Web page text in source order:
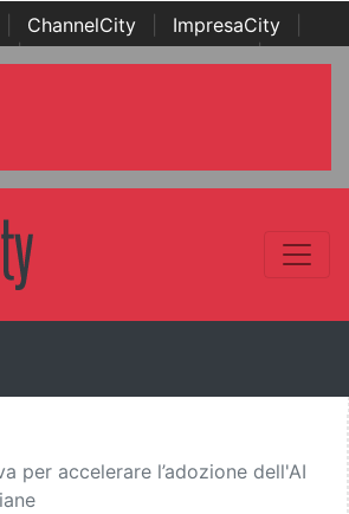
ChannelCity ImpresaCity
| Italian Channel Awards | Italian
per accelerare l’adozione dell'AI